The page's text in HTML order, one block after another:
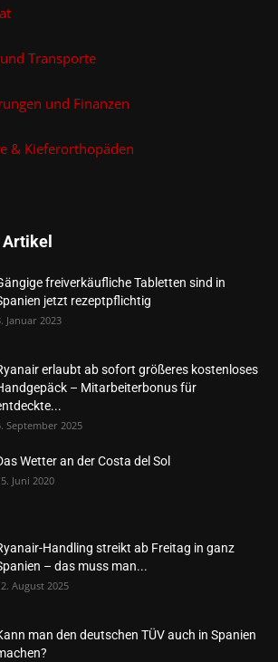
Transporte
und Finanzen
& Kieferorthopäden
freiverkäufliche Tabletten sind in
jetzt rezeptpflichtig
Januar 2023
erlaubt ab sofort größeres kostenloses
– Mitarbeiterbonus für
September 2025
Wetter an der Costa del Sol
Juni 2020
Handling streikt ab Freitag in ganz
– das muss man...
August 2025
man den deutschen TÜV auch in Spanien